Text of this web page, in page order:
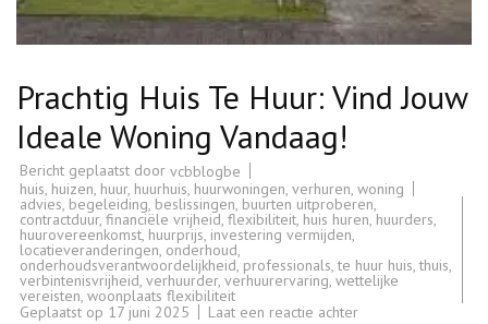
Prachtig Huis Te Huur: Vind Jouw
Ideale Woning Vandaag!
Bericht geplaatst door vcbblogbe
huis, huizen, huur, huurhuis, huurwoningen, verhuren, woning
advies, begeleiding, beslissingen, buurten uitproberen,
contractduur, financiële vrijheid, flexibiliteit, huis huren, huurders,
huurovereenkomst, huurprijs, investering vermijden,
locatieveranderingen, onderhoud,
onderhoudsverantwoordelijkheid, professionals,te huur huis,thuis,
verbintenisvrijheid, verhuurder, verhuurervaring, wettelijke
vereisten, woonplaats flexibiliteit
Geplaatst op 17 juni 2025 Laat een reactie achterop